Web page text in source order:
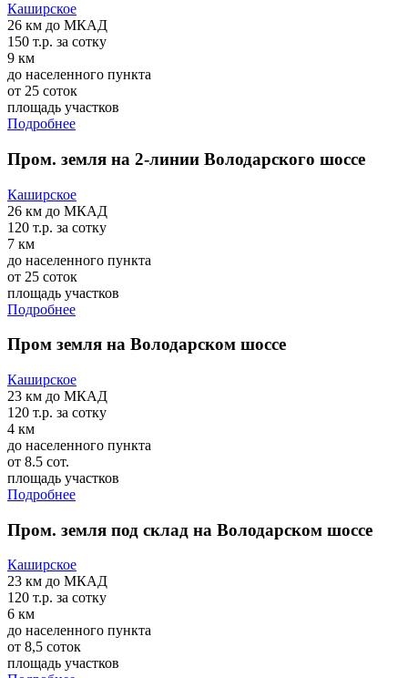
Каширское
26 км до МКАД
150 т.р. за сотку
9 км
до населенного пункта
от 25 соток
площадь участков
Подробнее
Пром. земля на 2-линии Володарского шоссе
Каширское
26 км до МКАД
120 т.р. за сотку
7 км
до населенного пункта
от 25 соток
площадь участков
Подробнее
Пром земля на Володарском шоссе
Каширское
23 км до МКАД
120 т.р. за сотку
4 км
до населенного пункта
от 8.5 сот.
площадь участков
Подробнее
Пром. земля под склад на Володарском шоссе
Каширское
23 км до МКАД
120 т.р. за сотку
6 км
до населенного пункта
от 8,5 соток
площадь участков